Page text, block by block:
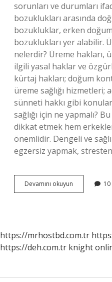
sorunları ve durumları
bozuklukları arasında
bozukluklar, erken
bozuklukları yer alabilir.
nelerdir? Üreme hakları,
ilgili yasal haklar ve
kürtaj hakları; doğum
üreme sağlığı hizmetleri;
sünneti hakkı gibi
sağlığı için ne yapmalı?
dikkat etmek hem
önemlidir. Dengeli ve
egzersiz yapmak,
Devamını okuyun
Sağlığı
https://mrhostbd.com.tr
https://deh.com.tr knight